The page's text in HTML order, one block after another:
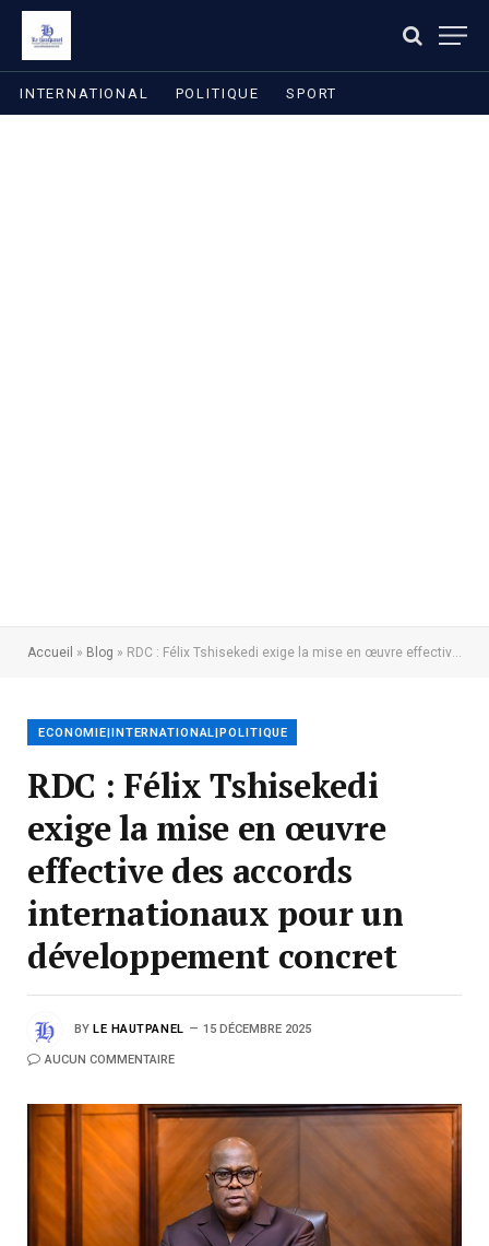
INTERNATIONAL POLITIQUE SPORT
Accueil » Blog » RDC : Félix Tshisekedi exige la mise en œuvre effective des accords internationaux pour un développement concret
ECONOMIE|INTERNATIONAL|POLITIQUE
RDC : Félix Tshisekedi
exige la mise en œuvre
effective des accords
internationaux pour un
développement concret
BY LE HAUTPANEL 15 DÉCEMBRE 2025
AUCUN COMMENTAIRE